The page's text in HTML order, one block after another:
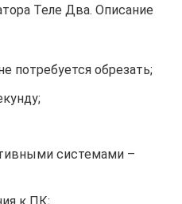
Теле Два. Описание
потребуется обрезать;
системами –